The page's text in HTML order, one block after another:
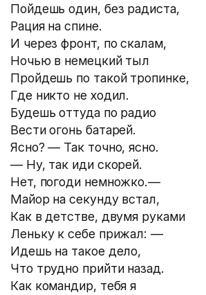
Пойдешь один, без радиста,
Рация на спине.
И через фронт, по скалам,
Ночью в немецкий тыл
Пройдешь по такой тропинке,
Где никто не ходил.
Будешь оттуда по радио
Вести огонь батарей.
Ясно? — Так точно, ясно.
— Ну, так иди скорей.
Нет, погоди немножко.—
Майор на секунду встал,
Как в детстве, двумя руками
Леньку к себе прижал: —
Идешь на такое дело,
Что трудно прийти назад.
Как командир, тебя я